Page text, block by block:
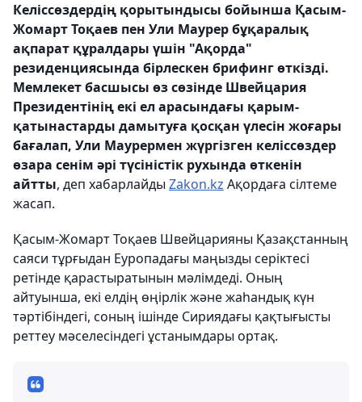
Келіссөздердің қорытындысы бойынша Қасым-
Жомарт Тоқаев пен Ули Маурер бұқаралық
ақпарат құралдары үшін "Ақорда"
резиденциясында бірлескен брифинг өткізді.
Мемлекет басшысы өз сөзінде Швейцария
Президентінің екі ел арасындағы қарым-
қатынастарды дамытуға қосқан үлесін жоғары
бағалап, Ули Маурермен жүргізген келіссөздер
өзара сенім әрі түсіністік рухында өткенін
айтты, деп хабарлайды Zakon.kz Ақордаға сілтеме
жасап.
Қасым-Жомарт Тоқаев Швейцарияны Қазақстанның
саяси тұрғыдан Еуропадағы маңызды серіктесі
ретінде қарастыратынын мәлімдеді. Оның
айтуынша, екі елдің өңірлік және жаһандық күн
тәртібіндегі, соның ішінде Сириядағы қақтығысты
реттеу мәселесіндегі ұстанымдары ортақ.